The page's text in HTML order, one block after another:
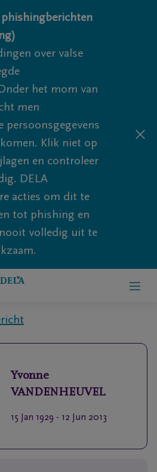
gaan
over valse
het mom van
men
persoonsgegevens
Klik niet op
en controleer
DELA
acties om dit te
tot phishing en
volledig uit te
Yvonne
VANDENHEUVEL
15 Jan 1929 - 12 Jun 2013